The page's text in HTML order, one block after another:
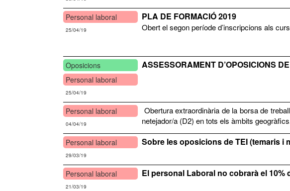
Personal laboral
25/04/19
PLA DE FORMACIÓ 2019
Obert el segon període d’inscripcions als
Oposicions
Personal laboral
25/04/19
ASSESSORAMENT D’OPOSICIONS
Personal laboral
04/04/19
Obertura extraordinària de la borsa de
netejador/a (D2) en tots els àmbits
Personal laboral
29/03/19
Sobre les oposicions de TEI (temaris i
Personal laboral
21/03/19
El personal Laboral no cobrarà el 10%